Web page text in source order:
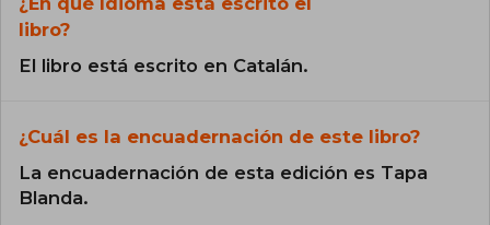
libro?
El libro está escrito en Catalán.
¿Cuál es la encuadernación de este libro?
La encuadernación de esta edición es Tapa
Blanda.